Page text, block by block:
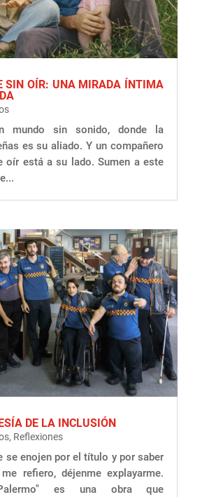
SIN OÍR: UNA MIRADA ÍNTIMA
mundo sin sonido, donde la
es su aliado. Y un compañero
oír está a su lado. Sumen a este
DE LA INCLUSIÓN
, Reflexiones
se enojen por el título y por saber
refiero, déjenme explayarme.
es una obra que